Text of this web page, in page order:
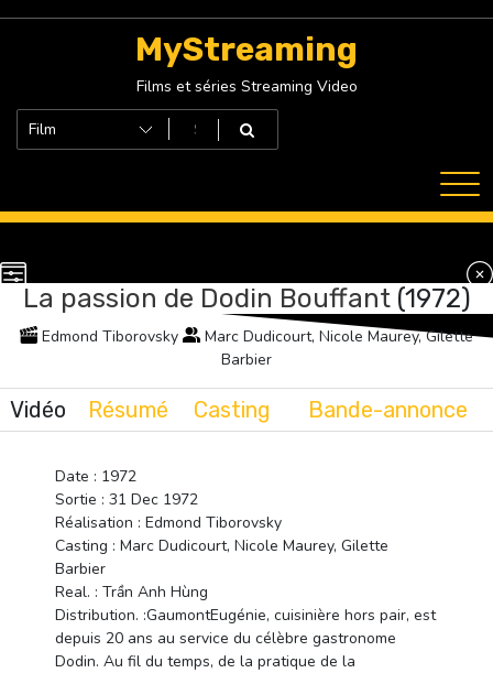
MyStreaming
Films et séries Streaming Video
La passion de Dodin Bouffant (1972)
Edmond Tiborovsky
Marc Dudicourt, Nicole Maurey, Gilette
Barbier
Vidéo Résumé Casting Bande-annonce
Date : 1972
Sortie : 31 Dec 1972
Réalisation : Edmond Tiborovsky
Casting : Marc Dudicourt, Nicole Maurey, Gilette
Barbier
Real. : Trần Anh Hùng
Distribution. :GaumontEugénie, cuisinière hors pair, est
depuis 20 ans au service du célèbre gastronome
Dodin. Au fil du temps, de la pratique de la